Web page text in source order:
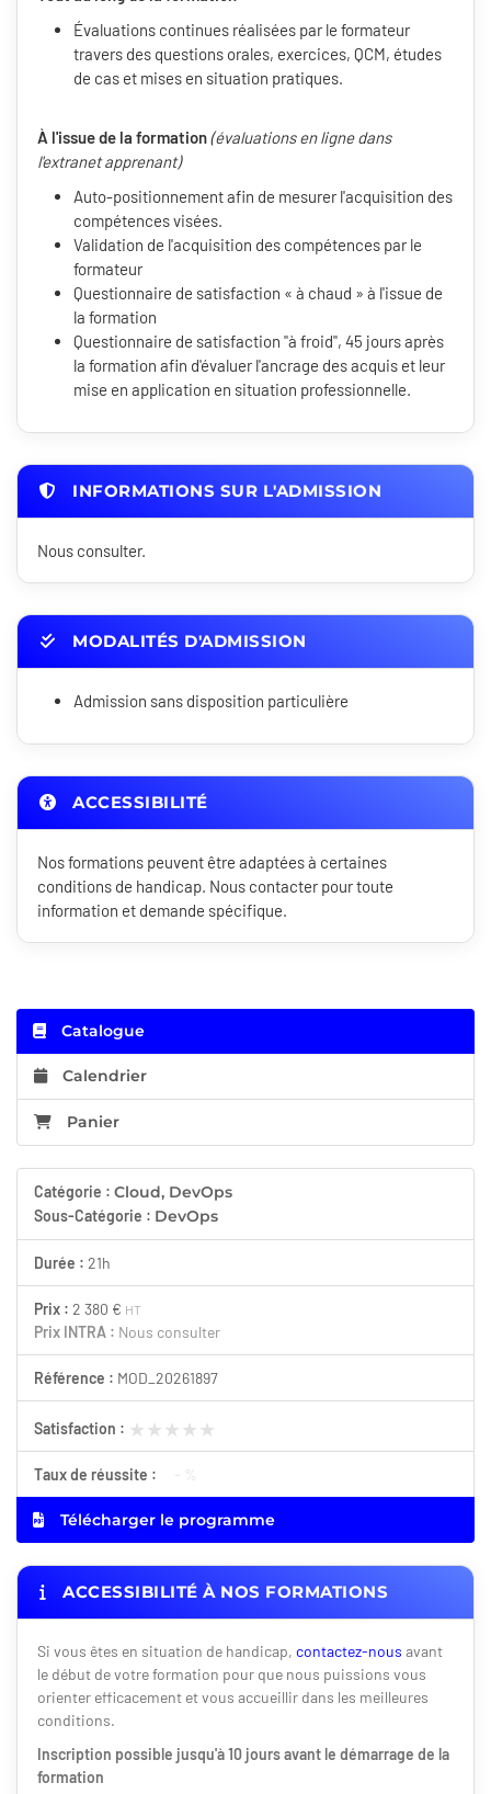
Évaluations continues réalisées par le formateur
travers des questions orales, exercices, QCM, études
de cas et mises en situation pratiques.
À l'issue de la formation(évaluations en ligne dans
l'extranet apprenant)
Auto-positionnement afin de mesurer l'acquisition des
compétences visées.
Validation de l'acquisition des compétences par le
formateur
Questionnaire de satisfaction « à chaud » à l'issue de
la formation
Questionnaire de satisfaction "à froid", 45 jours après
la formation afin d'évaluer l'ancrage des acquis et leur
mise en application en situation professionnelle.
INFORMATIONS SUR L'ADMISSION
Nous consulter.
MODALITÉS D'ADMISSION
Admission sans disposition particulière
ACCESSIBILITÉ
Nos formations peuvent être adaptées à certaines
conditions de handicap. Nous contacter pour toute
information et demande spécifique.
Catalogue
Calendrier
Panier
Catégorie : Cloud, DevOps
Sous-Catégorie : DevOps
Durée : 21h
Prix : 2 380 € HT
Prix INTRA : Nous consulter
Référence : MOD_20261897
Satisfaction : ★★★★★
★★★★★
Taux de réussite : - %
Télécharger le programme
ACCESSIBILITÉ À NOS FORMATIONS
Si vous êtes en situation de handicap, contactez-nous avant
le début de votre formation pour que nous puissions vous
orienter efficacement et vous accueillir dans les meilleures
conditions.
Inscription possible jusqu'à 10 jours avant le démarrage de la
formation